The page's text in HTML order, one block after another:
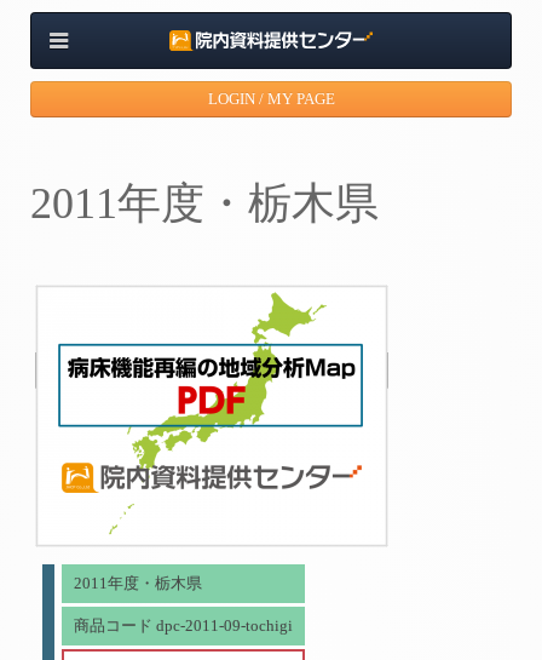
LOGIN / MY PAGE
2011年度・栃木県
2011年度・栃木県
商品コード dpc-2011-09-tochigi